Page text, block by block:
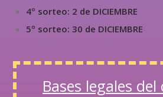
4º sorteo: 2 de DICIEMBRE
5º sorteo: 30 de DICIEMBRE
Bases legales